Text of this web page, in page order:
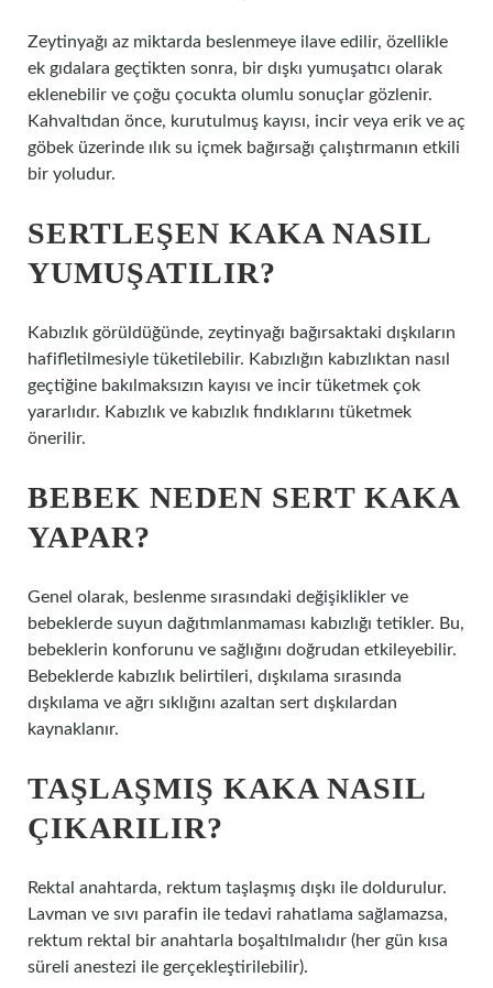
Zeytinyağı az miktarda beslenmeye ilave edilir, özellikle
ek gıdalara geçtikten sonra, bir dışkı yumuşatıcı olarak
eklenebilir ve çoğu çocukta olumlu sonuçlar gözlenir.
Kahvaltıdan önce, kurutulmuş kayısı, incir veya erik ve aç
göbek üzerinde ılık su içmek bağırsağı çalıştırmanın etkili
bir yoludur.
SERTLEŞEN KAKA NASIL
YUMUŞATILIR?
Kabızlık görüldüğünde, zeytinyağı bağırsaktaki dışkıların
hafifletilmesiyle tüketilebilir. Kabızlığın kabızlıktan nasıl
geçtiğine bakılmaksızın kayısı ve incir tüketmek çok
yararlıdır. Kabızlık ve kabızlık fındıklarını tüketmek
önerilir.
BEBEK NEDEN SERT KAKA
YAPAR?
Genel olarak, beslenme sırasındaki değişiklikler ve
bebeklerde suyun dağıtımlanmaması kabızlığı tetikler. Bu,
bebeklerin konforunu ve sağlığını doğrudan etkileyebilir.
Bebeklerde kabızlık belirtileri, dışkılama sırasında
dışkılama ve ağrı sıklığını azaltan sert dışkılardan
kaynaklanır.
TAŞLAŞMIŞ KAKA NASIL
ÇIKARILIR?
Rektal anahtarda, rektum taşlaşmış dışkı ile doldurulur.
Lavman ve sıvı parafin ile tedavi rahatlama sağlamazsa,
rektum rektal bir anahtarla boşaltılmalıdır (her gün kısa
süreli anestezi ile gerçekleştirilebilir).